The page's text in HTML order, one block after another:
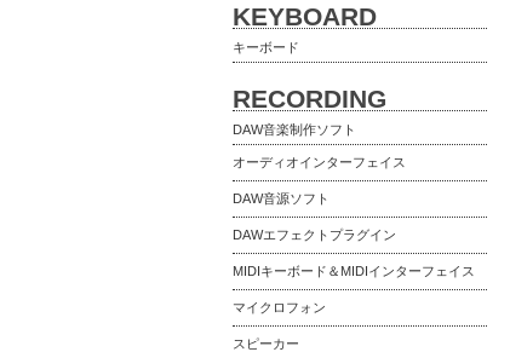
KEYBOARD
キーボード
RECORDING
DAW音楽制作ソフト
オーディオインターフェイス
DAW音源ソフト
DAWエフェクトプラグイン
MIDIキーボード＆MIDIインターフェイス
マイクロフォン
スピーカー